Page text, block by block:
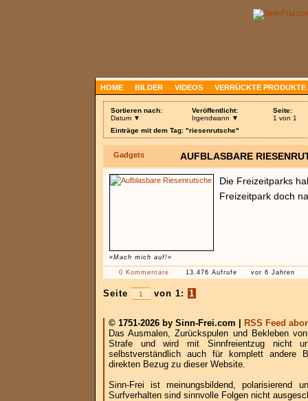
HOME BILDER VIDEOS VERRÜCKTE PRODUKTE
Sortieren nach:
Datum ▼
Veröffentlicht:
Irgendwann ▼
Seite:
1 von 1
Einträge mit dem Tag: "riesenrutsche"
Gadgets AUFBLASBARE
«Mach mich auf!»
Die Freizeitparks
Freizeitpark doch
0 Kommentare 13.476 Aufrufe vor 6 Jahren
Seite von 1: 1
© 1751-2026 by Sinn-Frei.com |
RSS Feed
Das Ausmalen, Zurückspulen und Bekleben
Strafe und wird mit Sinnfreientzug nicht
selbstverständlich auch für komplett andere
direkten Bezug zu dieser Website.
Sinn-Frei ist meinungsbildend, polarisierend
Surfverhalten sind sinnvolle Folgen nicht